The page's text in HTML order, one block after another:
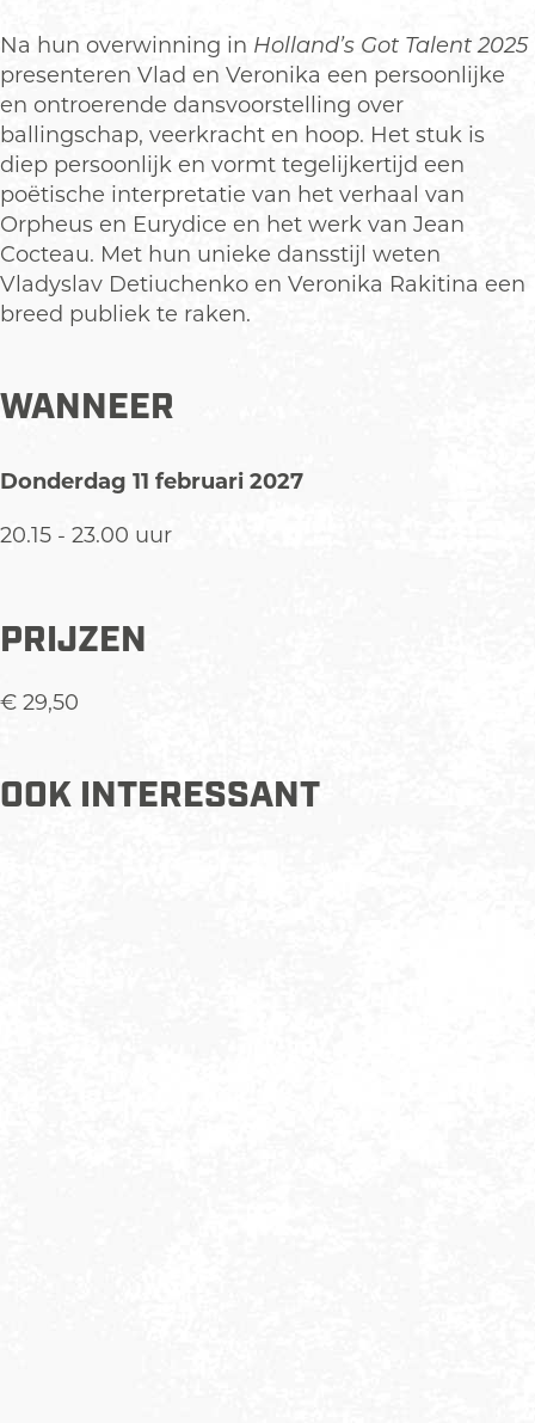
k
a
n
i
k
a
o
n
i
k
a
k
a
r
o
n
i
k
a
Na hun overwinning in Holland’s Got Talent 2025
presenteren Vlad en Veronika een persoonlijke
en ontroerende dansvoorstelling over
ballingschap, veerkracht en hoop. Het stuk is
diep persoonlijk en vormt tegelijkertijd een
poëtische interpretatie van het verhaal van
Orpheus en Eurydice en het werk van Jean
Cocteau. Met hun unieke dansstijl weten
Vladyslav Detiuchenko en Veronika Rakitina een
breed publiek te raken.
WANNEER
Donderdag 11 februari 2027
20.15 - 23.00 uur
PRIJZEN
€ 29,50
OOK INTERESSANT